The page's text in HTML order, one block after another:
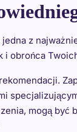
z
obrońca
mogą